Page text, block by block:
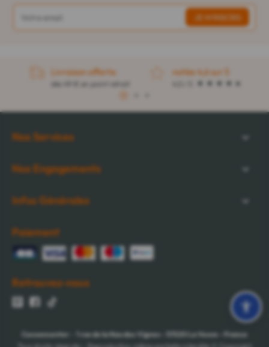
Livraison offerte
dès 49 € en point retrait
notée 4,6 sur 5
Nos Services
Nos Engagements
Infos Générales
Paiement
Retrouvez-nous
Cocooncenter 1 rue de la Nau des Vignes La Veuve
France